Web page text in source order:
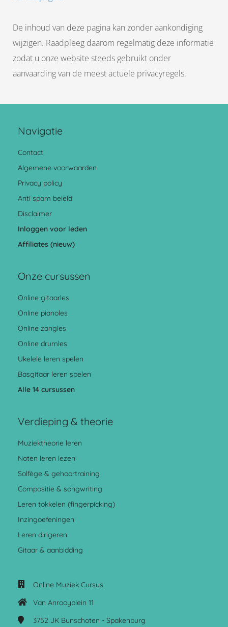
De inhoud van deze pagina kan zonder aankondiging
wijzigen. Raadpleeg daarom regelmatig deze informatie
zodat u onze website steeds gebruikt onder
aanvaarding van de meest actuele privacyregels.
Navigatie
Contact
Algemene voorwaarden
Privacy policy
Anti spam beleid
Disclaimer
Inloggen voor leden
Affiliates (nieuw)
Onze cursussen
Online gitaarles
Online pianoles
Online zangles
Online drumles
Ukelele leren spelen
Basgitaar leren spelen
Alle 14 cursussen
Verdieping & theorie
Muziektheorie leren
Noten leren lezen
Solfège & gehoortraining
Compositie & songwriting
Leren tokkelen (fingerpicking)
Inzingoefeningen
Leren dirigeren
Gitaar & aanbidding
Online Muziek Cursus
Van Anrooyplein 11
3752 JK Bunschoten - Spakenburg